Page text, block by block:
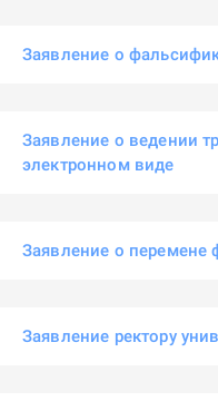
Заявление о
Заявление о ведении
электронном виде
Заявление о перемене
Заявление ректору